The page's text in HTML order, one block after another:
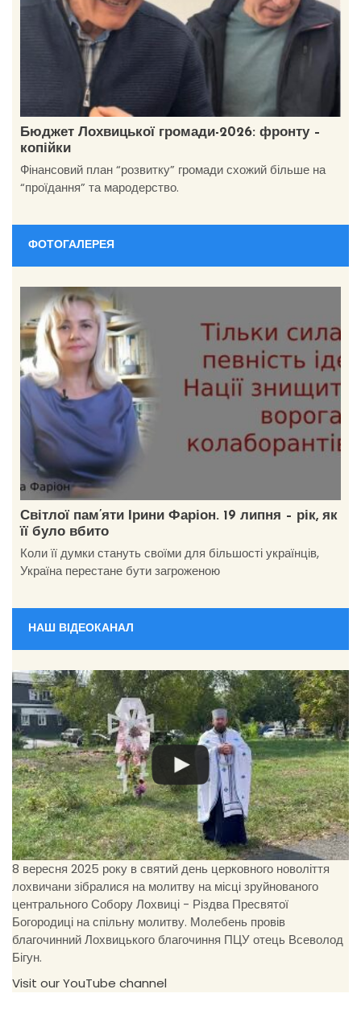
Бюджет Лохвицької громади-2026: фронту –
копійки
Фінансовий план “розвитку” громади схожий більше на
“проїдання” та мародерство.
ФОТОГАЛЕРЕЯ
Світлої пам’яти Ірини Фаріон. 19 липня – рік, як
її було вбито
Коли її думки стануть своїми для більшості українців,
Україна перестане бути загроженою
НАШ ВІДЕОКАНАЛ
8 вересня 2025 року в святий день церковного новоліття
лохвичани зібралися на молитву на місці зруйнованого
центрального Собору Лохвиці - Різдва Пресвятої
Богородиці на спільну молитву. Молебень провів
благочинний Лохвицького благочиння ПЦУ отець Всеволод
Бігун.
Visit our YouTube channel